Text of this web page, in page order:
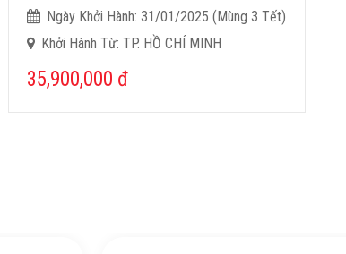
Ngày Khởi Hành: 31/01/2025 (Mùng 3 Tết)
Khởi Hành Từ: TP. HỒ CHÍ MINH
35,900,000 đ